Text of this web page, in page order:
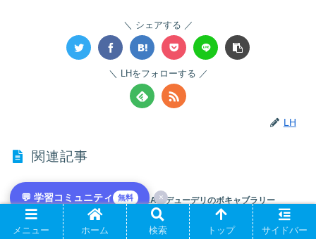
💬 学習コミュニティ 無料 ×
シェアする
LHをフォローする
LH
関連記事
クロアチア語のM&A頻出単語｜M&A・デューデリのボキャブラリー
クロアチア語のM&Aで頻出する単語を分野別にまとめたボキャブラリー集。M&Aの重要語
をクロアチア語・カタカナ発音・日本語訳で整理し、意味と使い方を日本人学習者向けに
徹底解説します。
メニュー ホーム 検索 トップ サイドバー